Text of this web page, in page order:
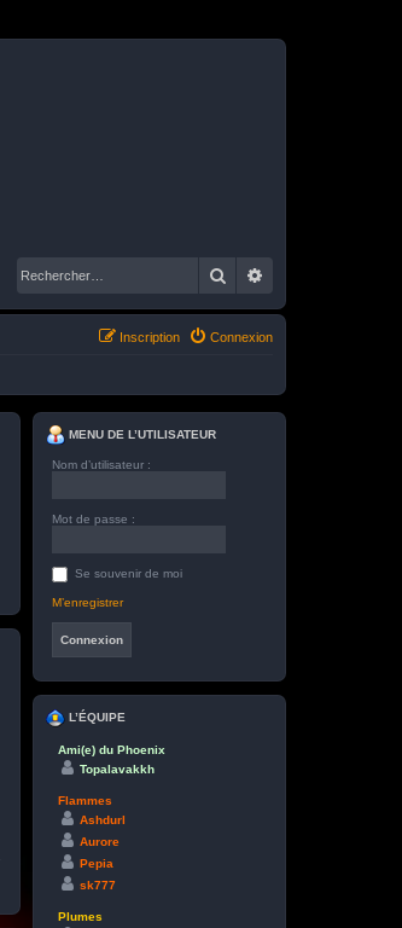
Rechercher
Connexion
Inscription
MENU DE L’UTILISATEUR
Nom d’utilisateur :
Mot de passe :
Se souvenir de moi
M’enregistrer
L’ÉQUIPE
Ami(e) du Phoenix
Topalavakkh
Flammes
Ashdurl
Aurore
Pepia
sk777
Plumes